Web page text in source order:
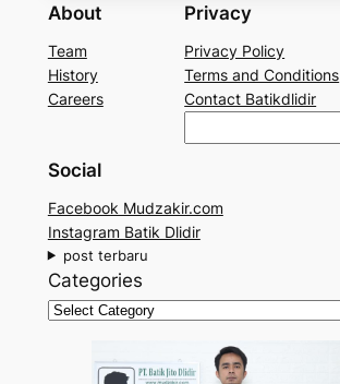
About
Team
History
Careers
Privacy
Privacy Policy
Terms and Conditions
Contact Batikdlidir
e
c
h
Social
Facebook Mudzakir.com
Instagram Batik Dlidir
post terbaru
Categories